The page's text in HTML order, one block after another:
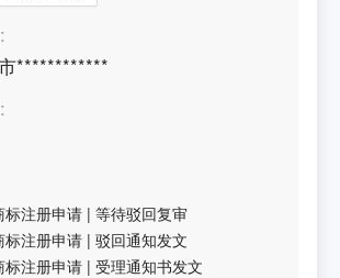
************
标注册申请 |等待驳回复审
标注册申请 |驳回通知发文
标注册申请 |受理通知书发文